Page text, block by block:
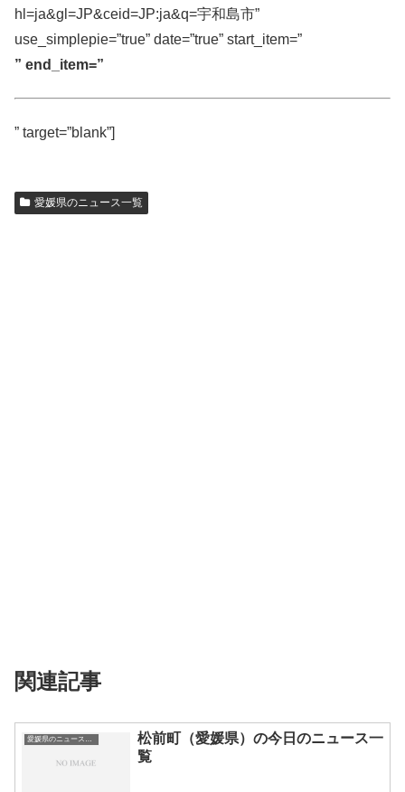
hl=ja&gl=JP&ceid=JP:ja&q=宇和島市”
use_simplepie=”true” date=”true” start_item=”
” end_item=”
” target=”blank”]
愛媛県のニュース一覧
関連記事
愛媛県のニュース一覧
松前町（愛媛県）の今日のニュース一
覧